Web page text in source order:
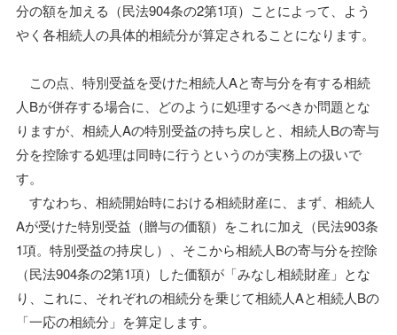
分の額を加える（民法904条の2第1項）ことによって、よう
やく各相続人の具体的相続分が算定されることになります。
この点、特別受益を受けた相続人Aと寄与分を有する相続
人Bが併存する場合に、どのように処理するべきか問題とな
りますが、相続人Aの特別受益の持ち戻しと、相続人Bの寄与
分を控除する処理は同時に行うというのが実務上の扱いで
す。
すなわち、相続開始時における相続財産に、まず、相続人
Aが受けた特別受益（贈与の価額）をこれに加え（民法903条
1項。特別受益の持戻し）、そこから相続人Bの寄与分を控除
（民法904条の2第1項）した価額が「みなし相続財産」とな
り、これに、それぞれの相続分を乗じて相続人Aと相続人Bの
「一応の相続分」を算定します。